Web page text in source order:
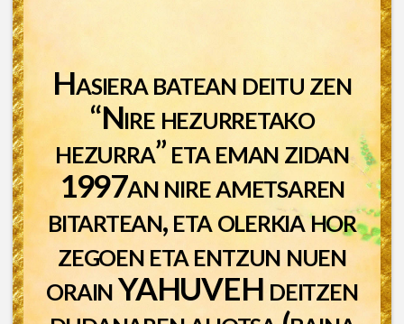
Hasiera batean deitu zen
“Nire hezurretako
hezurra” eta eman zidan
1997an nire ametsaren
bitartean, eta olerkia hor
zegoen eta entzun nuen
orain YAHUVEH deitzen